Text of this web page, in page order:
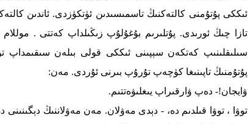
ئىككى پۇتۇمنى كالتەكنىڭ تاسمىسىدىن ئۈتكۈزدى. ئاندىن
تازا چىڭ ئورىدى. پۇتلىرىم بۇغۇلۇپ زىڭىلداپ كەتتى . موللام
سىلىقلىنىپ كەتكەن سېپىنى ئىككى قولى بىلەن سىقىمداپ
پۇتۇمنىڭ تاپىنىغا كۈچەپ تۇرۇپ بىرنى ئۇردى. مەن:
ۋايجان!- دەپ ۋارقىراپ يىغلىۋەتتىم.
توۋا ، توۋا قىلدىم دە، - دېدى مەۋلان. مەن مەۋلاننىڭ